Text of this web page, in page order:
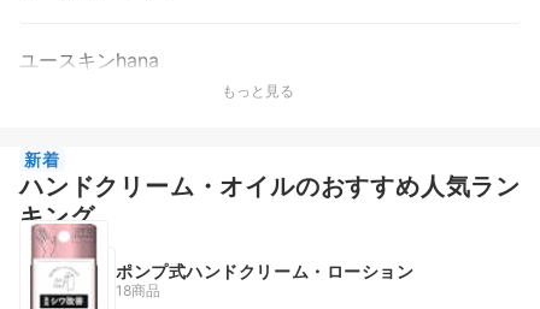
ユースキンhana
もっと見る
新着
ハンドクリーム・オイルのおすすめ人気ラン
キング
ポンプ式ハンドクリーム・ローション
18商品